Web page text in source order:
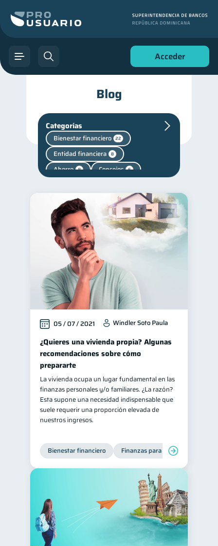
Acceder
Blog
Categorías
Bienestar financiero 22
Entidad financiera 8
Ahorro 8 Consejos 6
Vacaciones Fraudes
Finanzas personales 44
Manejo de deudas
Educación financiera
Finanzas para jóvenes
Control de deudas 30
Finanzas familiares
Inclusión financiera 22
Finanzas para mujeres 20
Seguridad financiera 13
Salud financiera 12
Productos financieros
Organización Financiera 10
Deudas 10 Préstamos 8
Tarjeta de crédito
Ciberseguridad 5
Cuenta Abandonada
Inversiones
05 / 07 / 2021 Windler Soto Paula
¿Quieres una vivienda propia? Algunas
recomendaciones sobre cómo
prepararte
La vivienda ocupa un lugar fundamental en las
finanzas personales y/o familiares. ¿La razón?
Esta supone una necesidad indispensable que
suele requerir una proporción elevada de
nuestros ingresos.
Bienestar financiero Finanzas para jóvenes